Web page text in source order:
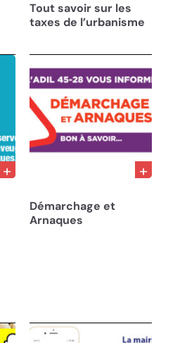
Tout savoir sur les
taxes de l’urbanisme
Démarchage et
Arnaques